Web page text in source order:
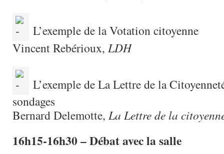
L’exemple de la Votation citoyenne
Vincent Rebérioux, LDH
L’exemple de La Lettre de la
sondages
Bernard Delemotte, La Lettre de la
16h15-16h30 – Débat avec la salle